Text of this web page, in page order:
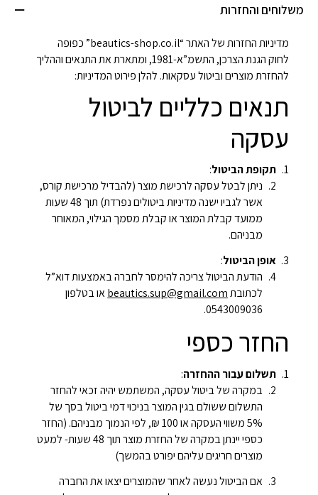
משלוחים והחזרות
מדיניות החזרות של האתר “beautics-shop.co.il” כפופה
לחוק הגנת הצרכן, התשמ”א-1981, ומתארת את התנאים וההליך
להחזרת מוצרים וביטול עסקאות. להלן פירוט המדיניות:
תנאים כלליים לביטול
עסקה
תקופת הביטול:
ניתן לבטל עסקה לרכישת מוצר (להבדיל מרכישת קורס,
אשר לגביו ישנה מדיניות ביטולים נפרדת) תוך 48 שעות
ממועד קבלת המוצר או קבלת מסמך הגילוי, המאוחר
מבניהם.
אופן הביטול:
הודעת הביטול צריכה להימסר לחברה באמצעות דוא”ל
לכתובתbeautics.sup@gmail.comאו בטלפון
0543009036.
החזר כספי
תשלום עבור ההחזרה:
במקרה של ביטול עסקה, המשתמש יהיה זכאי להחזר
התשלום ששולם בגין המוצר בניכוי דמי ביטול בסך של
5% משווי העסקה או 100 ₪, לפי הנמוך מבניהם. (החזר
כספי יינתן במקרה של החזרת מוצר תוך 48 שעות- למעט
מוצרים חריגים עליהם יפורט בהמשך)
אם הביטול נעשה לאחר שהמוצרים יצאו את החברה